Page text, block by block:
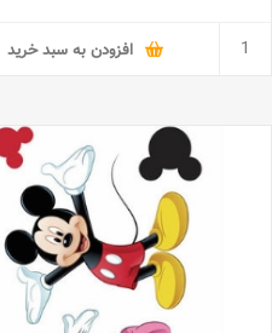
افزودن به سبد خرید